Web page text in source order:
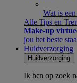
Wat is
Alle Tips en
Make-up
jou het beste
Huidverzorging
Huidverzorging
Ik ben op zoek